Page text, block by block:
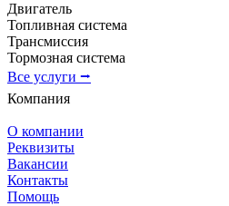
Двигатель
Топливная система
Трансмиссия
Тормозная система
Все услуги ⭢
Компания
О компании
Реквизиты
Вакансии
Контакты
Помощь